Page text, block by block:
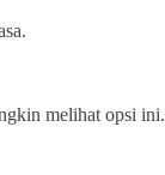
melihat opsi ini.